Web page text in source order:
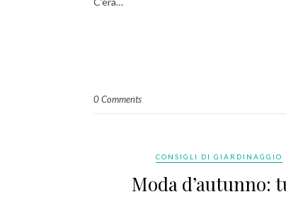
0 Comments
CONSIGLI DI GIARDINAGGIO
Moda d’autunno: